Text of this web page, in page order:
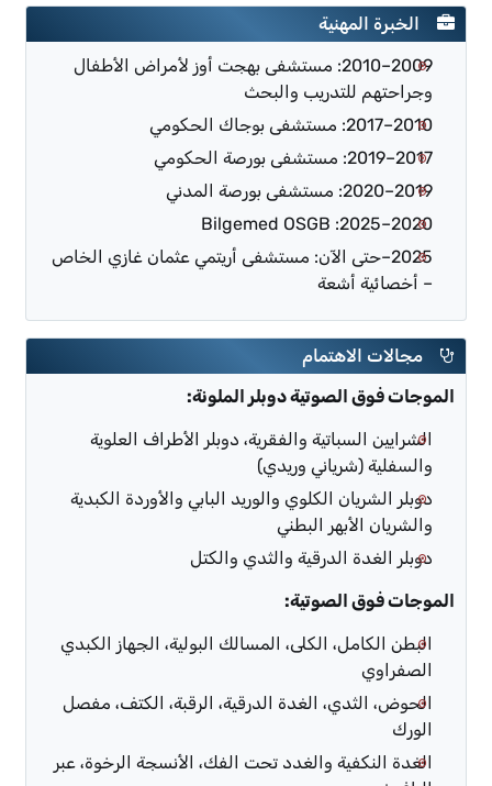
الخبرة المهنية
2009–2010: مستشفى بهجت أوز لأمراض الأطفال
وجراحتهم للتدريب والبحث
2010–2017: مستشفى بوجاك الحكومي
2017–2019: مستشفى بورصة الحكومي
2019–2020: مستشفى بورصة المدني
2020–2025: Bilgemed OSGB
2025–حتى الآن: مستشفى أريتمي عثمان غازي الخاص
– أخصائية أشعة
مجالات الاهتمام
الموجات فوق الصوتية دوبلر الملونة:
الشرايين السباتية والفقرية، دوبلر الأطراف العلوية
والسفلية (شرياني وريدي)
دوبلر الشريان الكلوي والوريد البابي والأوردة الكبدية
والشريان الأبهر البطني
دوبلر الغدة الدرقية والثدي والكتل
الموجات فوق الصوتية:
البطن الكامل، الكلى، المسالك البولية، الجهاز الكبدي
الصفراوي
الحوض، الثدي، الغدة الدرقية، الرقبة، الكتف، مفصل
الورك
الغدة النكفية والغدد تحت الفك، الأنسجة الرخوة، عبر